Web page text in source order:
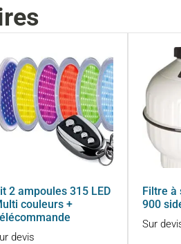
2 ampoules 315 LED
couleurs +
devis
Filtre à
900
Sur